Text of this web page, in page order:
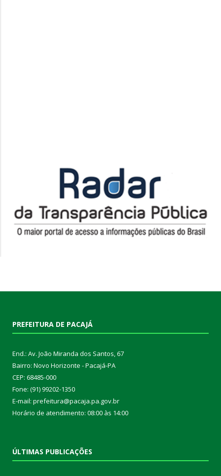
PREFEITURA DE PACAJÁ
End.: Av. João Miranda dos Santos, 67
Bairro: Novo Horizonte - Pacajá-PA
CEP: 68485-000
Fone: (91) 99202-1350
E-mail: prefeitura@pacaja.pa.gov.br
Horário de atendimento: 08:00 às 14:00
ÚLTIMAS PUBLICAÇÕES